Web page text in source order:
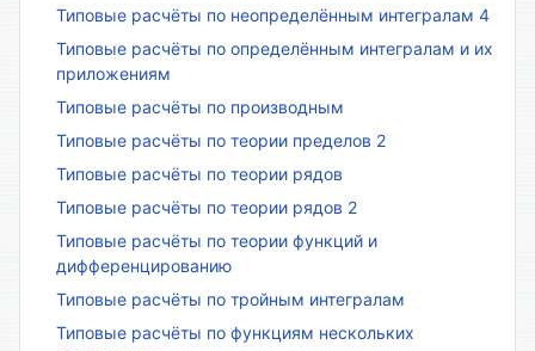
Типовые расчёты по неопределённым интегралам 4
Типовые расчёты по определённым интегралам и их
приложениям
Типовые расчёты по производным
Типовые расчёты по теории пределов 2
Типовые расчёты по теории рядов
Типовые расчёты по теории рядов 2
Типовые расчёты по теории функций и
дифференцированию
Типовые расчёты по тройным интегралам
Типовые расчёты по функциям нескольких